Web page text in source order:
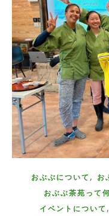
おぶぶについて , お
おぶぶ茶苑って
イベントについて ,